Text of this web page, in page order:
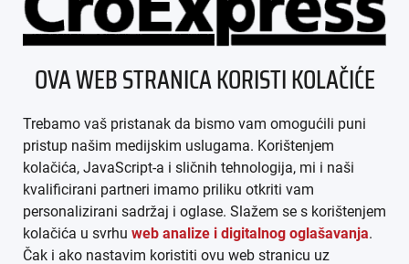
ÜBER UNS
IMPRESSUM
AGB
DATENSCHUTZ
MEDIADATEN
OVA WEB STRANICA KORISTI KOLAČIĆE
Trebamo vaš pristanak da bismo vam omogućili puni
pristup našim medijskim uslugama. Korištenjem
kolačića, JavaScript-a i sličnih tehnologija, mi i naši
kvalificirani partneri imamo priliku otkriti vam
personalizirani sadržaj i oglase. Slažem se s korištenjem
kolačića u svrhu web analize i digitalnog oglašavanja.
Čak i ako nastavim koristiti ovu web stranicu uz